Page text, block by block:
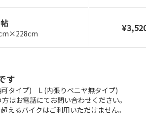
帖
す
タイプ) L (内張りベニヤ無タイプ)
はお電話にてお問い合わせください。
るバイクはご利用いただけません。